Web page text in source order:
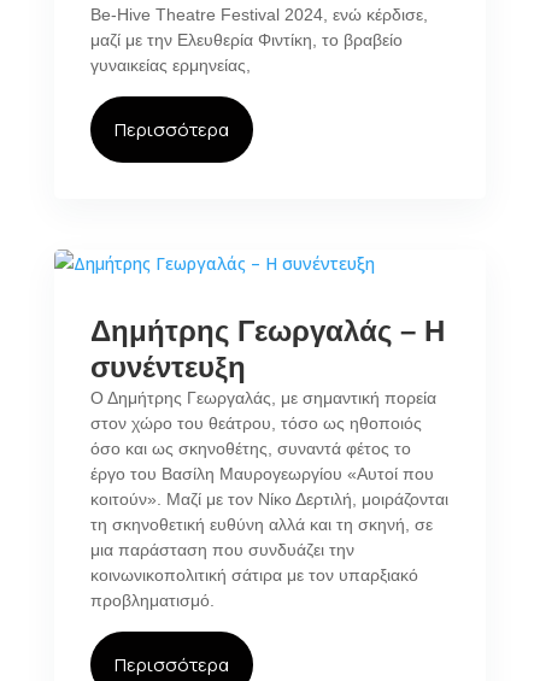
Be-Hive Theatre Festival 2024, ενώ κέρδισε,
μαζί με την Ελευθερία Φιντίκη, το βραβείο
γυναικείας ερμηνείας,
Περισσότερα
Δημήτρης Γεωργαλάς – Η
συνέντευξη
Ο Δημήτρης Γεωργαλάς, με σημαντική πορεία
στον χώρο του θεάτρου, τόσο ως ηθοποιός
όσο και ως σκηνοθέτης, συναντά φέτος το
έργο του Βασίλη Μαυρογεωργίου «Αυτοί που
κοιτούν». Μαζί με τον Νίκο Δερτιλή, μοιράζονται
τη σκηνοθετική ευθύνη αλλά και τη σκηνή, σε
μια παράσταση που συνδυάζει την
κοινωνικοπολιτική σάτιρα με τον υπαρξιακό
προβληματισμό.
Περισσότερα